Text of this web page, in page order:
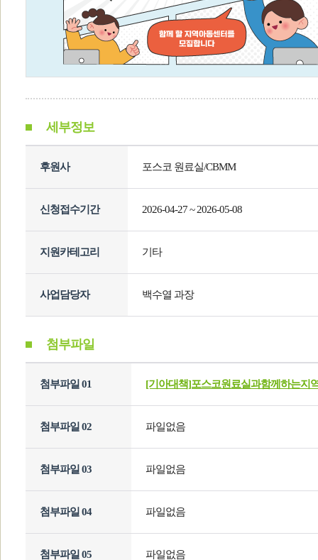
세부정보
후원사 포스코 원료실/CBMM
신청접수기간 2026-04-27 ~ 2026-05-08
지원카테고리 기타
사업담당자 백수열 과장
첨부파일
첨부파일 01 [기아대책]포스코원료실과함께하는지
첨부파일 02 파일없음
첨부파일 03 파일없음
첨부파일 04 파일없음
첨부파일 05 파일없음